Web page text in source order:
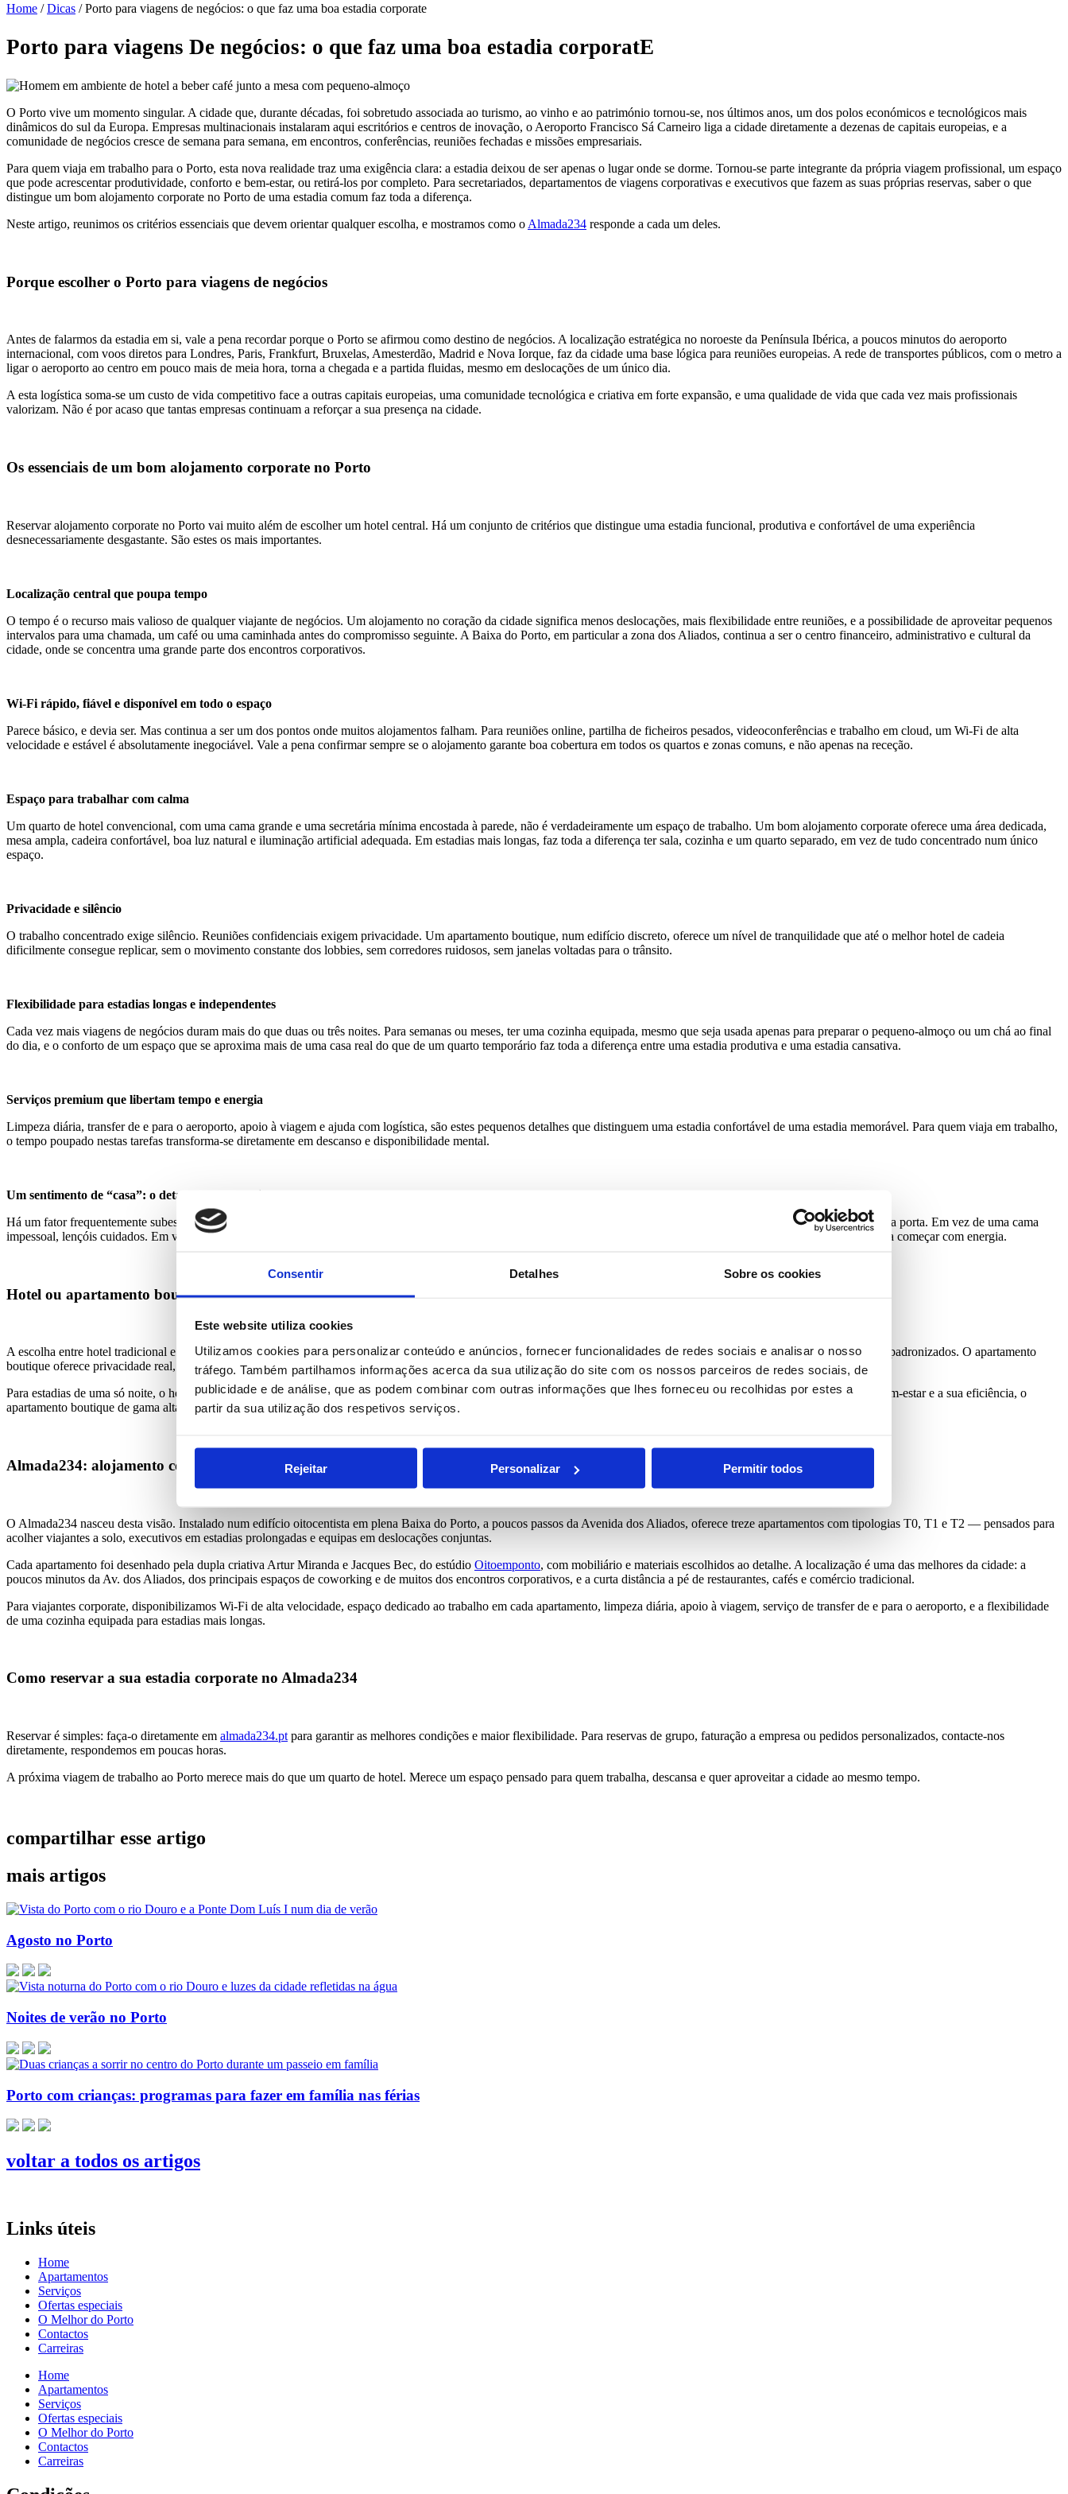
Consentir Detalhes Sobre os cookies
Este website utiliza cookies
Utilizamos cookies para personalizar conteúdo e anúncios, fornecer funcionalidades de redes sociais e analisar o nosso
tráfego. Também partilhamos informações acerca da sua utilização do site com os nossos parceiros de redes sociais, de
publicidade e de análise, que as podem combinar com outras informações que lhes forneceu ou recolhidas por estes a
partir da sua utilização dos respetivos serviços.
Rejeitar Personalizar Permitir todos
Home /Dicas /Porto para viagens de negócios: o que faz uma boa estadia corporate
Porto para viagens De negócios: o que faz uma boa estadia corporatE
O Porto vive um momento singular. A cidade que, durante décadas, foi sobretudo associada ao turismo, ao vinho e ao património tornou-se, nos últimos anos, um dos polos económicos e tecnológicos mais
dinâmicos do sul da Europa. Empresas multinacionais instalaram aqui escritórios e centros de inovação, o Aeroporto Francisco Sá Carneiro liga a cidade diretamente a dezenas de capitais europeias, e a
comunidade de negócios cresce de semana para semana, em encontros, conferências, reuniões fechadas e missões empresariais.
Para quem viaja em trabalho para o Porto, esta nova realidade traz uma exigência clara: a estadia deixou de ser apenas o lugar onde se dorme. Tornou-se parte integrante da própria viagem profissional, um espaço
que pode acrescentar produtividade, conforto e bem-estar, ou retirá-los por completo. Para secretariados, departamentos de viagens corporativas e executivos que fazem as suas próprias reservas, saber o que
distingue um bom alojamento corporate no Porto de uma estadia comum faz toda a diferença.
Neste artigo, reunimos os critérios essenciais que devem orientar qualquer escolha, e mostramos como o Almada234 responde a cada um deles.
Porque escolher o Porto para viagens de negócios
Antes de falarmos da estadia em si, vale a pena recordar porque o Porto se afirmou como destino de negócios. A localização estratégica no noroeste da Península Ibérica, a poucos minutos do aeroporto
internacional, com voos diretos para Londres, Paris, Frankfurt, Bruxelas, Amesterdão, Madrid e Nova Iorque, faz da cidade uma base lógica para reuniões europeias. A rede de transportes públicos, com o metro a
ligar o aeroporto ao centro em pouco mais de meia hora, torna a chegada e a partida fluidas, mesmo em deslocações de um único dia.
A esta logística soma-se um custo de vida competitivo face a outras capitais europeias, uma comunidade tecnológica e criativa em forte expansão, e uma qualidade de vida que cada vez mais profissionais
valorizam. Não é por acaso que tantas empresas continuam a reforçar a sua presença na cidade.
Os essenciais de um bom alojamento corporate no Porto
Reservar alojamento corporate no Porto vai muito além de escolher um hotel central. Há um conjunto de critérios que distingue uma estadia funcional, produtiva e confortável de uma experiência
desnecessariamente desgastante. São estes os mais importantes.
Localização central que poupa tempo
O tempo é o recurso mais valioso de qualquer viajante de negócios. Um alojamento no coração da cidade significa menos deslocações, mais flexibilidade entre reuniões, e a possibilidade de aproveitar pequenos
intervalos para uma chamada, um café ou uma caminhada antes do compromisso seguinte. A Baixa do Porto, em particular a zona dos Aliados, continua a ser o centro financeiro, administrativo e cultural da
cidade, onde se concentra uma grande parte dos encontros corporativos.
Wi-Fi rápido, fiável e disponível em todo o espaço
Parece básico, e devia ser. Mas continua a ser um dos pontos onde muitos alojamentos falham. Para reuniões online, partilha de ficheiros pesados, videoconferências e trabalho em cloud, um Wi-Fi de alta
velocidade e estável é absolutamente inegociável. Vale a pena confirmar sempre se o alojamento garante boa cobertura em todos os quartos e zonas comuns, e não apenas na receção.
Espaço para trabalhar com calma
Um quarto de hotel convencional, com uma cama grande e uma secretária mínima encostada à parede, não é verdadeiramente um espaço de trabalho. Um bom alojamento corporate oferece uma área dedicada,
mesa ampla, cadeira confortável, boa luz natural e iluminação artificial adequada. Em estadias mais longas, faz toda a diferença ter sala, cozinha e um quarto separado, em vez de tudo concentrado num único
espaço.
Privacidade e silêncio
O trabalho concentrado exige silêncio. Reuniões confidenciais exigem privacidade. Um apartamento boutique, num edifício discreto, oferece um nível de tranquilidade que até o melhor hotel de cadeia
dificilmente consegue replicar, sem o movimento constante dos lobbies, sem corredores ruidosos, sem janelas voltadas para o trânsito.
Flexibilidade para estadias longas e independentes
Cada vez mais viagens de negócios duram mais do que duas ou três noites. Para semanas ou meses, ter uma cozinha equipada, mesmo que seja usada apenas para preparar o pequeno-almoço ou um chá ao final
do dia, e o conforto de um espaço que se aproxima mais de uma casa real do que de um quarto temporário faz toda a diferença entre uma estadia produtiva e uma estadia cansativa.
Serviços premium que libertam tempo e energia
Limpeza diária, transfer de e para o aeroporto, apoio à viagem e ajuda com logística, são estes pequenos detalhes que distinguem uma estadia confortável de uma estadia memorável. Para quem viaja em trabalho,
o tempo poupado nestas tarefas transforma-se diretamente em descanso e disponibilidade mental.
Um sentimento de “casa”: o detalhe menos óbvio
Há um fator frequentemente subestimado nas viagens de negócios: o impacto psicológico de chegar a um espaço que se sente como um lar. Em vez de um corredor anónimo, uma porta. Em vez de uma cama
impessoal, lençóis cuidados. Em vez de uma parede branca, um design pensado com intenção. É este detalhe que faz com que o quinto dia de uma viagem profissional continue a começar com energia.
Hotel ou apartamento boutique: o que faz mais sentido para viagens de negócios
A escolha entre hotel tradicional e apartamento boutique é cada vez mais clara para quem viaja em trabalho. O hotel oferece previsibilidade, pequeno-almoço incluído e serviços padronizados. O apartamento
boutique oferece privacidade real, espaço à medida de uma estadia humana e a possibilidade de viver a cidade, e não apenas dormir nela.
Para estadias de uma só noite, o hotel pode continuar a fazer sentido. Mas, para qualquer estadia de duas noites ou mais, sobretudo no caso de executivos que valorizam o seu bem-estar e a sua eficiência, o
apartamento boutique de gama alta é hoje uma escolha mais inteligente.
Almada234: alojamento corporate no coração do Porto
O Almada234 nasceu desta visão. Instalado num edifício oitocentista em plena Baixa do Porto, a poucos passos da Avenida dos Aliados, oferece treze apartamentos com tipologias T0, T1 e T2 — pensados para
acolher viajantes a solo, executivos em estadias prolongadas e equipas em deslocações conjuntas.
Cada apartamento foi desenhado pela dupla criativa Artur Miranda e Jacques Bec, do estúdio Oitoemponto, com mobiliário e materiais escolhidos ao detalhe. A localização é uma das melhores da cidade: a
poucos minutos da Av. dos Aliados, dos principais espaços de coworking e de muitos dos encontros corporativos, e a curta distância a pé de restaurantes, cafés e comércio tradicional.
Para viajantes corporate, disponibilizamos Wi-Fi de alta velocidade, espaço dedicado ao trabalho em cada apartamento, limpeza diária, apoio à viagem, serviço de transfer de e para o aeroporto, e a flexibilidade
de uma cozinha equipada para estadias mais longas.
Como reservar a sua estadia corporate no Almada234
Reservar é simples: faça-o diretamente em almada234.pt para garantir as melhores condições e maior flexibilidade. Para reservas de grupo, faturação a empresa ou pedidos personalizados, contacte-nos
diretamente, respondemos em poucas horas.
A próxima viagem de trabalho ao Porto merece mais do que um quarto de hotel. Merece um espaço pensado para quem trabalha, descansa e quer aproveitar a cidade ao mesmo tempo.
compartilhar esse artigo
mais artigos
Agosto no Porto
Noites de verão no Porto
Porto com crianças: programas para fazer em família nas férias
voltar a todos os artigos
Links úteis
Home
Apartamentos
Serviços
Ofertas especiais
O Melhor do Porto
Contactos
Carreiras
Home
Apartamentos
Serviços
Ofertas especiais
O Melhor do Porto
Contactos
Carreiras